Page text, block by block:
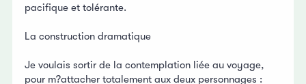
pacifique et tolérante.
La construction dramatique
Je voulais sortir de la contemplation liée au voyage,
pour m?attacher totalement aux deux personnages :